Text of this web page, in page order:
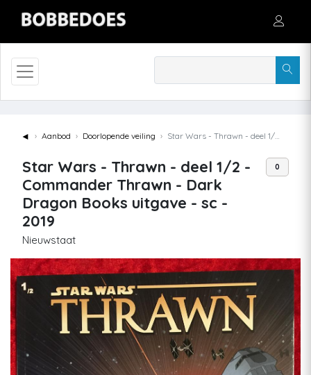
◄ Aanbod Doorlopende veiling Star Wars - Thrawn - deel 1/2 - Commander Thrawn - Dark Dragon Books uitgave - sc - 2019
Star Wars - Thrawn - deel 1/2 -
Commander Thrawn - Dark
Dragon Books uitgave - sc -
2019
Nieuwstaat
0